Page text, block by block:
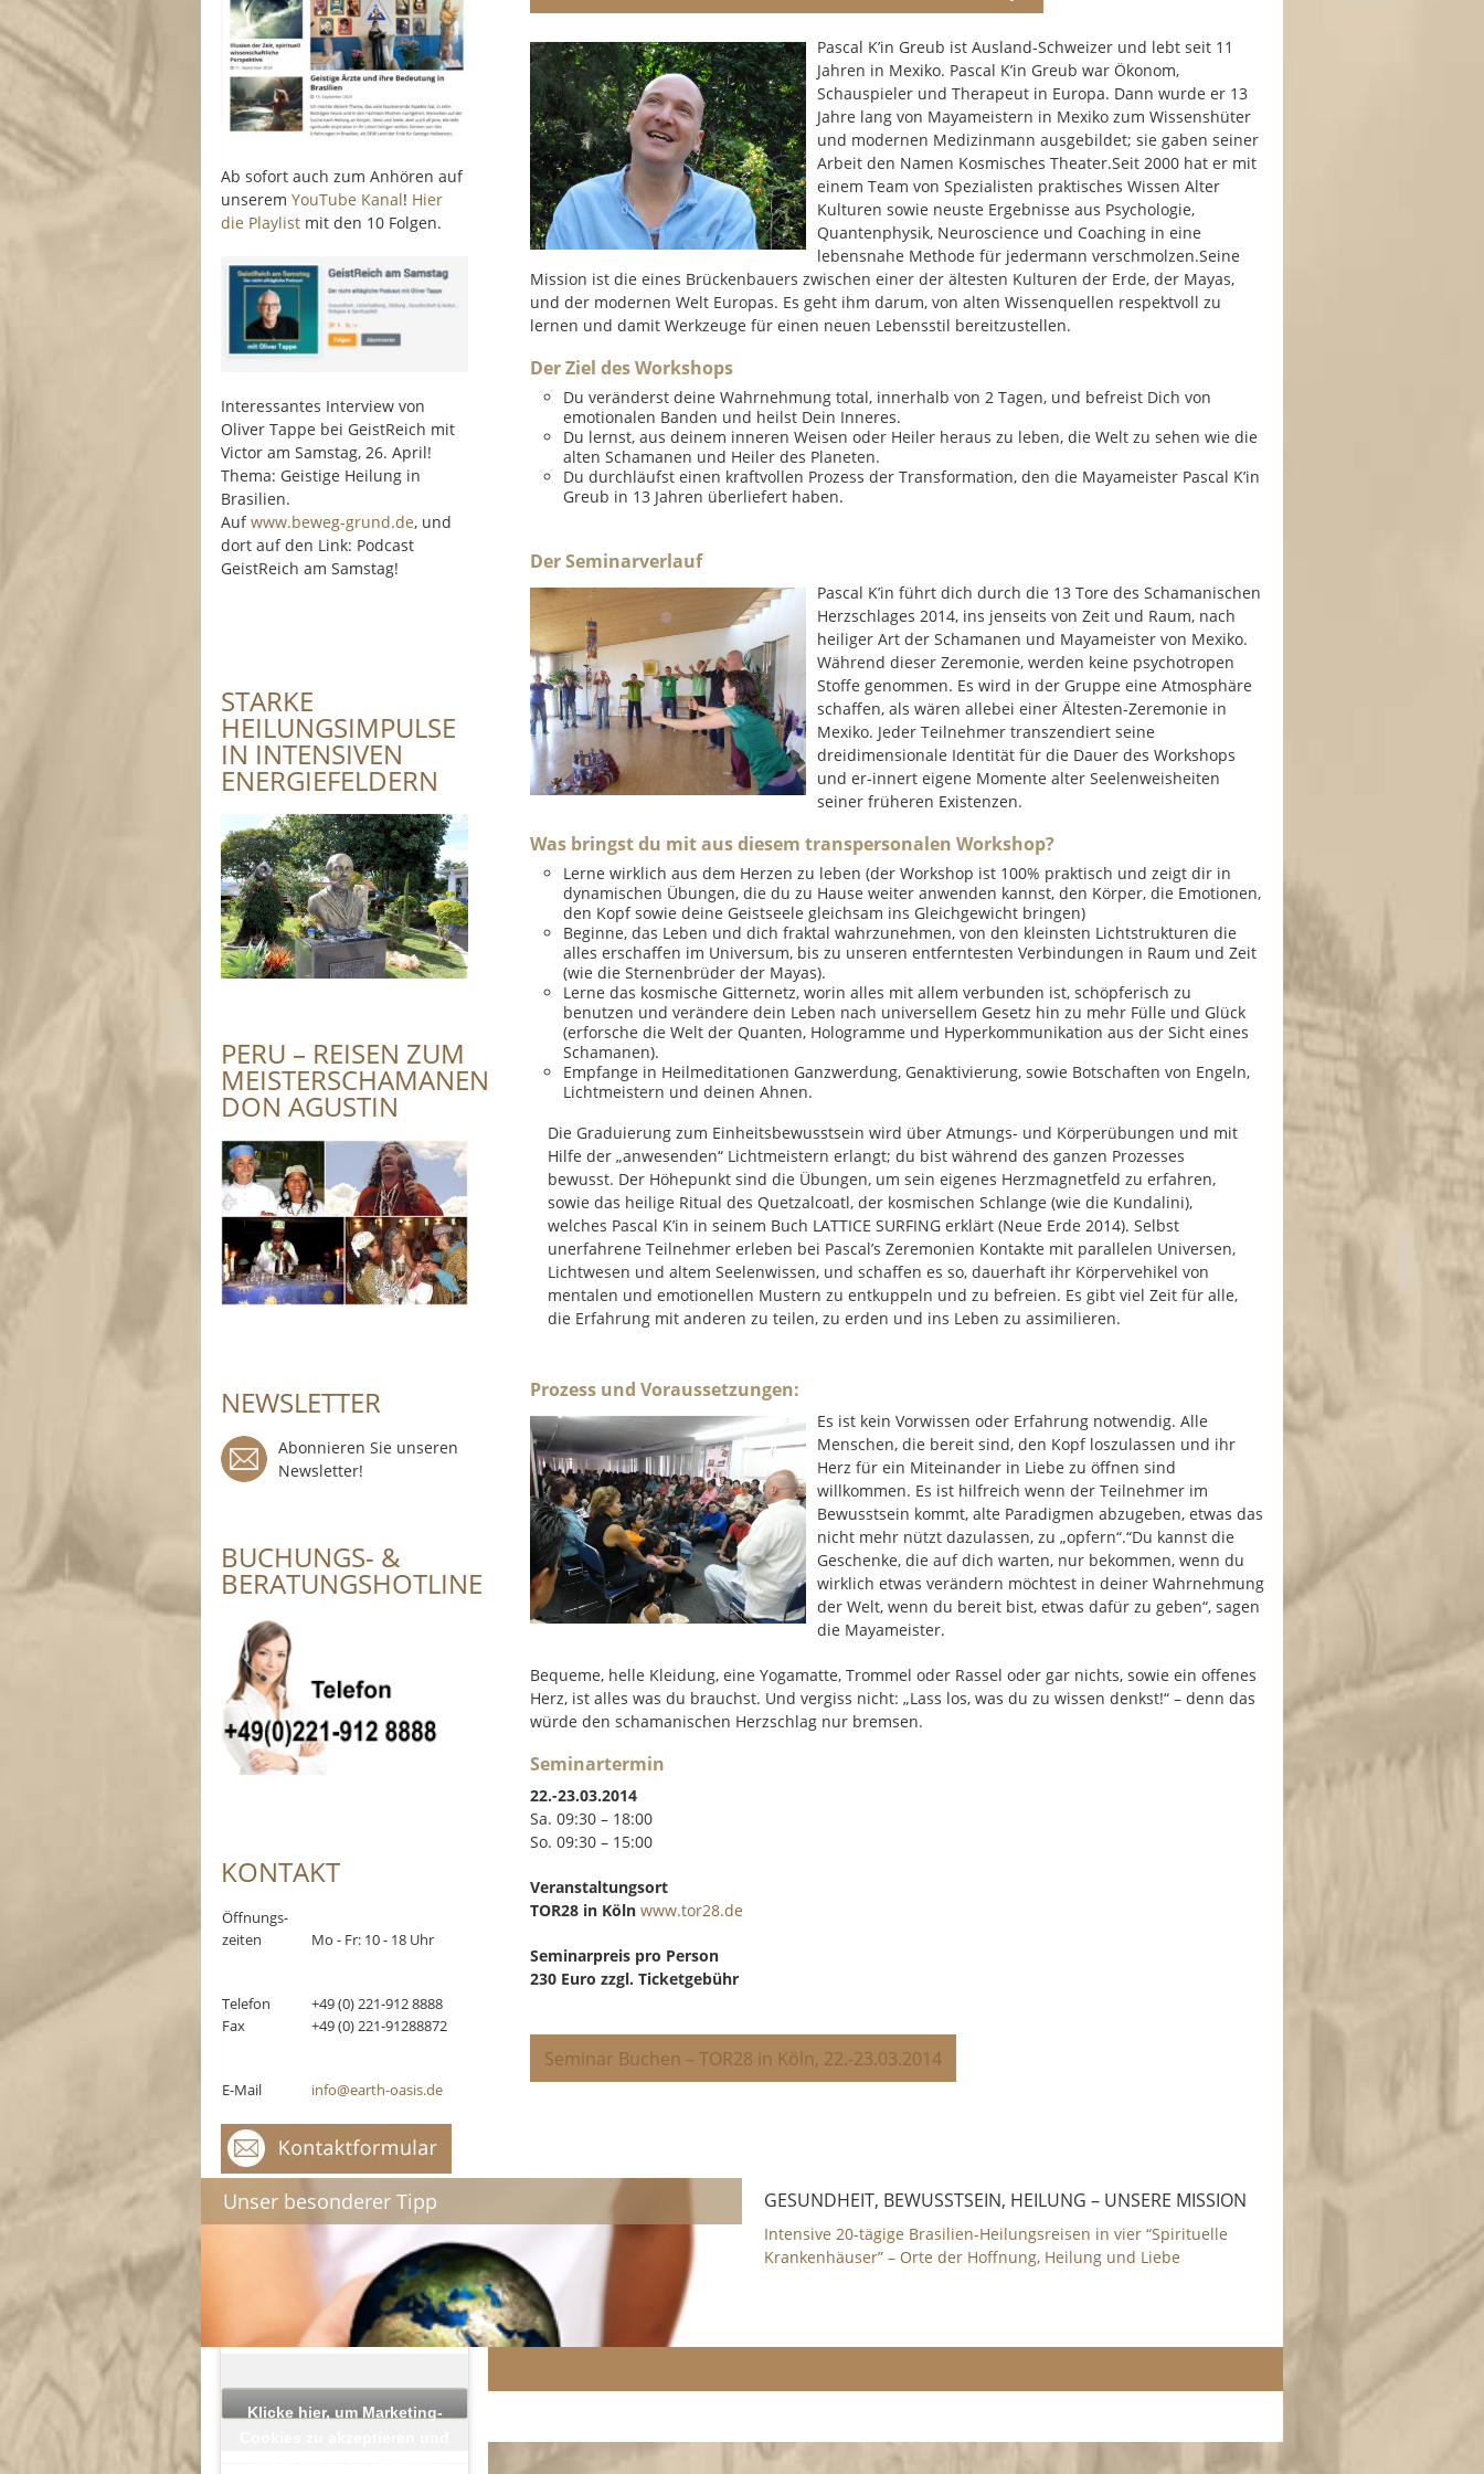
Pascal K’in Greub ist Ausland-Schweizer und lebt seit 11
Jahren in Mexiko. Pascal K’in Greub war Ökonom,
Schauspieler und Therapeut in Europa. Dann wurde er 13
Jahre lang von Mayameistern in Mexiko zum Wissenshüter
und modernen Medizinmann ausgebildet; sie gaben seiner
Arbeit den Namen Kosmisches Theater.Seit 2000 hat er mit
einem Team von Spezialisten praktisches Wissen Alter
Kulturen sowie neuste Ergebnisse aus Psychologie,
Quantenphysik, Neuroscience und Coaching in eine
lebensnahe Methode für jedermann verschmolzen.Seine
Mission ist die eines Brückenbauers zwischen einer der ältesten Kulturen der Erde, der Mayas,
und der modernen Welt Europas. Es geht ihm darum, von alten Wissenquellen respektvoll zu
lernen und damit Werkzeuge für einen neuen Lebensstil bereitzustellen.
Der Ziel des Workshops
Du veränderst deine Wahrnehmung total, innerhalb von 2 Tagen, und befreist Dich von
emotionalen Banden und heilst Dein Inneres.
Du lernst, aus deinem inneren Weisen oder Heiler heraus zu leben, die Welt zu sehen wie die
alten Schamanen und Heiler des Planeten.
Du durchläufst einen kraftvollen Prozess der Transformation, den die Mayameister Pascal K’in
Greub in 13 Jahren überliefert haben.
Der Seminarverlauf
Pascal K’in führt dich durch die 13 Tore des Schamanischen
Herzschlages 2014, ins jenseits von Zeit und Raum, nach
heiliger Art der Schamanen und Mayameister von Mexiko.
Während dieser Zeremonie, werden keine psychotropen
Stoffe genommen. Es wird in der Gruppe eine Atmosphäre
schaffen, als wären allebei einer Ältesten-Zeremonie in
Mexiko. Jeder Teilnehmer transzendiert seine
dreidimensionale Identität für die Dauer des Workshops
und er-innert eigene Momente alter Seelenweisheiten
seiner früheren Existenzen.
Was bringst du mit aus diesem transpersonalen Workshop?
Lerne wirklich aus dem Herzen zu leben (der Workshop ist 100% praktisch und zeigt dir in
dynamischen Übungen, die du zu Hause weiter anwenden kannst, den Körper, die Emotionen,
den Kopf sowie deine Geistseele gleichsam ins Gleichgewicht bringen)
Beginne, das Leben und dich fraktal wahrzunehmen, von den kleinsten Lichtstrukturen die
alles erschaffen im Universum, bis zu unseren entferntesten Verbindungen in Raum und Zeit
(wie die Sternenbrüder der Mayas).
Lerne das kosmische Gitternetz, worin alles mit allem verbunden ist, schöpferisch zu
benutzen und verändere dein Leben nach universellem Gesetz hin zu mehr Fülle und Glück
(erforsche die Welt der Quanten, Hologramme und Hyperkommunikation aus der Sicht eines
Schamanen).
Empfange in Heilmeditationen Ganzwerdung, Genaktivierung, sowie Botschaften von Engeln,
Lichtmeistern und deinen Ahnen.
Die Graduierung zum Einheitsbewusstsein wird über Atmungs- und Körperübungen und mit
Hilfe der „anwesenden“ Lichtmeistern erlangt; du bist während des ganzen Prozesses
bewusst. Der Höhepunkt sind die Übungen, um sein eigenes Herzmagnetfeld zu erfahren,
sowie das heilige Ritual des Quetzalcoatl, der kosmischen Schlange (wie die Kundalini),
welches Pascal K’in in seinem Buch LATTICE SURFING erklärt (Neue Erde 2014). Selbst
unerfahrene Teilnehmer erleben bei Pascal’s Zeremonien Kontakte mit parallelen Universen,
Lichtwesen und altem Seelenwissen, und schaffen es so, dauerhaft ihr Körpervehikel von
mentalen und emotionellen Mustern zu entkuppeln und zu befreien. Es gibt viel Zeit für alle,
die Erfahrung mit anderen zu teilen, zu erden und ins Leben zu assimilieren.
Prozess und Voraussetzungen:
Es ist kein Vorwissen oder Erfahrung notwendig. Alle
Menschen, die bereit sind, den Kopf loszulassen und ihr
Herz für ein Miteinander in Liebe zu öffnen sind
willkommen. Es ist hilfreich wenn der Teilnehmer im
Bewusstsein kommt, alte Paradigmen abzugeben, etwas das
nicht mehr nützt dazulassen, zu „opfern“.“Du kannst die
Geschenke, die auf dich warten, nur bekommen, wenn du
wirklich etwas verändern möchtest in deiner Wahrnehmung
der Welt, wenn du bereit bist, etwas dafür zu geben“, sagen
die Mayameister.
Bequeme, helle Kleidung, eine Yogamatte, Trommel oder Rassel oder gar nichts, sowie ein offenes
Herz, ist alles was du brauchst. Und vergiss nicht: „Lass los, was du zu wissen denkst!“ – denn das
würde den schamanischen Herzschlag nur bremsen.
Seminartermin
22.-23.03.2014
Sa. 09:30 – 18:00
So. 09:30 – 15:00
Veranstaltungsort
TOR28 in Köln www.tor28.de
Seminarpreis pro Person
230 Euro zzgl. Ticketgebühr
Seminar Buchen – TOR28 in Köln, 22.-23.03.2014
Ab sofort auch zum Anhören auf
unseremYouTube Kanal! Hier
die Playlist mit den 10 Folgen.
Interessantes Interview von
Oliver Tappe bei GeistReich mit
Victor am Samstag, 26. April!
Thema: Geistige Heilung in
Brasilien.
Aufwww.beweg-grund.de, und
dort auf den Link: Podcast
GeistReich am Samstag!
STARKE
HEILUNGSIMPULSE
IN INTENSIVEN
ENERGIEFELDERN
PERU – REISEN ZUM
MEISTERSCHAMANEN
DON AGUSTIN
NEWSLETTER
Abonnieren Sie unseren
Newsletter!
BUCHUNGS- &
BERATUNGSHOTLINE
KONTAKT
Öffnungs-
zeiten
Mo - Fr: 10 - 18 Uhr
Telefon
+49 (0) 221-912 8888
Fax
+49 (0) 221-91288872
E-Mail info@earth-oasis.de
EARTH OASIS BEI
FACEBOOK
Klicke hier, um Marketing-
Unser besonderer Tipp GESUNDHEIT, BEWUSSTSEIN, HEILUNG – UNSERE MISSION
Intensive 20-tägige Brasilien-Heilungsreisen in vier “Spirituelle
Krankenhäuser” – Orte der Hoffnung, Heilung und Liebe